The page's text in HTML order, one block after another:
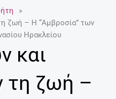
p
»
ζωή – Η “Αμβροσία” των
Ηρακλείου
και
τη ζωή –